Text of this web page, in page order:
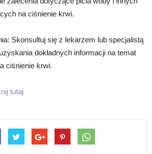
na ciśnienie krwi.
Skonsultuj się z lekarzem lub specjalistą
dokładnych informacji na temat
ciśnienie krwi.
tutaj